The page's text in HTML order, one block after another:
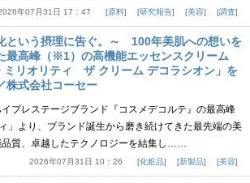
年07月31日 17：47 原料 研究報告 美容 調査
という摂理に告ぐ。～ 100年美肌への想いを
最高峰（※1）の高機能エッセンスクリーム
ミリオリティ ザ クリーム デコラシオン」を
株式会社コーセー
プレステージブランド『コスメデコルテ』の最高峰
」より、ブランド誕生から磨き続けてきた最先端の美
質、卓越したテクノロジーを結集し……
2026年07月31日 10：26 化粧品 新製品 美容